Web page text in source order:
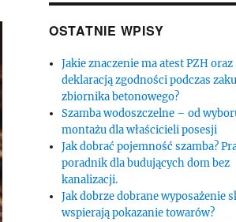
OSTATNIE WPISY
Jakie znaczenie ma atest PZH oraz
deklaracją zgodności podczas
zbiornika betonowego?
Szamba wodoszczelne – od
montażu dla właścicieli posesji
Jak dobrać pojemność szamba?
poradnik dla budujących dom bez
kanalizacji.
Jak dobrze dobrane wyposażenie
wspierają pokazanie towarów?